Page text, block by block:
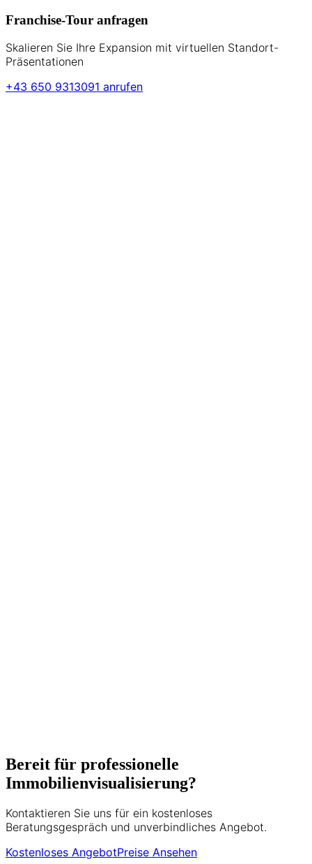
Franchise-Tour anfragen
Skalieren Sie Ihre Expansion mit virtuellen Standort-
Präsentationen
+43 650 9313091 anrufen
Bereit für professionelle
Immobilienvisualisierung?
Kontaktieren Sie uns für ein kostenloses
Beratungsgespräch und unverbindliches Angebot.
Kostenloses AngebotPreise Ansehen